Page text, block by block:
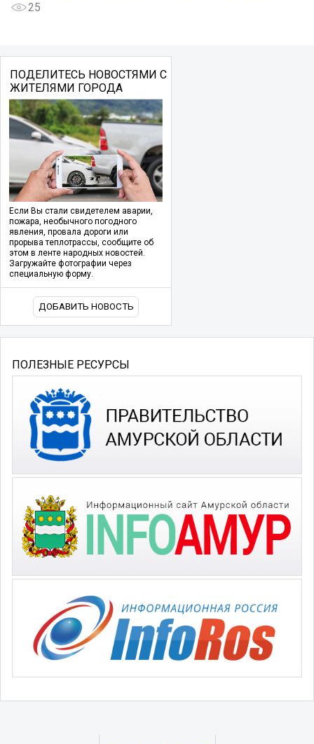
25
ПОДЕЛИТЕСЬ НОВОСТЯМИ С
ЖИТЕЛЯМИ ГОРОДА
Если Вы стали свидетелем аварии,
пожара, необычного погодного
явления, провала дороги или
прорыва теплотрассы, сообщите об
этом в ленте народных новостей.
Загружайте фотографии через
специальную форму.
ДОБАВИТЬ НОВОСТЬ
ПОЛЕЗНЫЕ РЕСУРСЫ